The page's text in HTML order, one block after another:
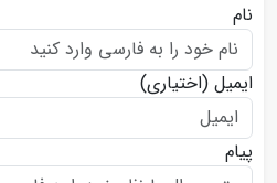
نام
ایمیل (اختیاری)
پیام